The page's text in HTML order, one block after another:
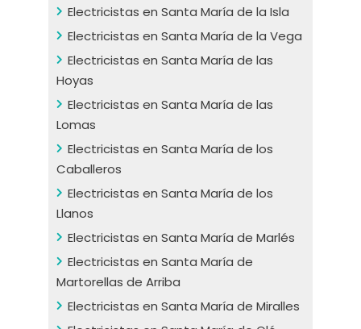
Electricistas en Santa María de la Isla
Electricistas en Santa María de la Vega
Electricistas en Santa María de las
Hoyas
Electricistas en Santa María de las
Lomas
Electricistas en Santa María de los
Caballeros
Electricistas en Santa María de los
Llanos
Electricistas en Santa María de Marlés
Electricistas en Santa María de
Martorellas de Arriba
Electricistas en Santa María de Miralles